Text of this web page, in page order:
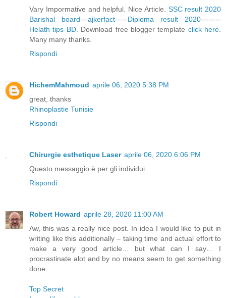
Vary Impormative and helpful. Nice Article. SSC result 2020
Barishal board---ajkerfact-----Diploma result 2020--------
Helath tips BD. Download free blogger template click here.
Many many thanks.
Rispondi
HichemMahmoud aprile 06, 2020 5:38 PM
great, thanks
Rhinoplastie Tunisie
Rispondi
Chirurgie esthetique Laser aprile 06, 2020 6:06 PM
Questo messaggio è per gli individui
Rispondi
Robert Howard aprile 28, 2020 11:00 AM
Aw, this was a really nice post. In idea I would like to put in
writing like this additionally – taking time and actual effort to
make a very good article… but what can I say… I
procrastinate alot and by no means seem to get something
done.
Top Secret